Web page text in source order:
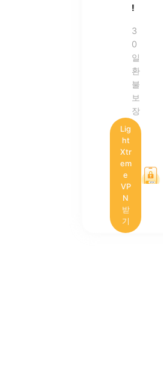
!
3
0
일
환
불
보
장
Lig
ht
Xtr
em
e
VP
N
받
기